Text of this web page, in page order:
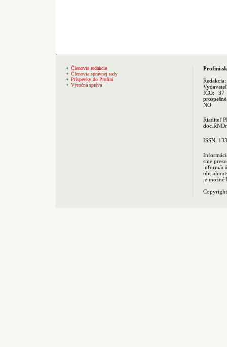
Členovia redakcie
Členovia správnej rady
Príspevky do Profini
Výročná správa
Profini.sk
Redakcia:
IČO: 37
NO
Riaditeľ
ISSN:
sme
je možné